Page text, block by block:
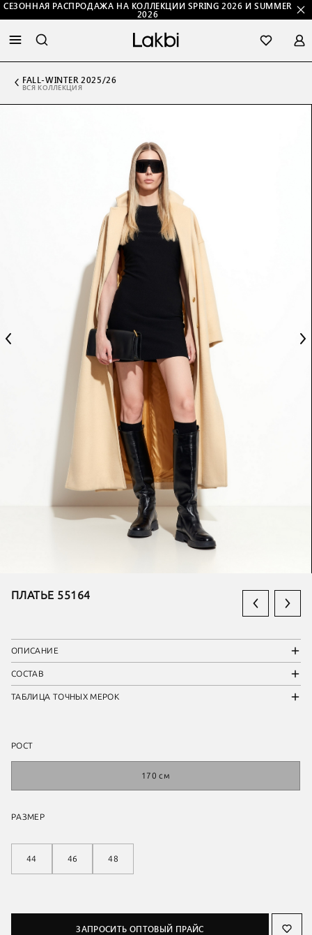
СЕЗОННАЯ РАСПРОДАЖА НА КОЛЛЕКЦИИ SPRING 2026 И SUMMER
2026
FALL-WINTER 2025/26
ВСЯ КОЛЛЕКЦИЯ
ПЛАТЬЕ 55164
ОПИСАНИЕ
СОСТАВ
ТАБЛИЦА ТОЧНЫХ МЕРОК
РОСТ
170 см
РАЗМЕР
44 46 48
ЗАПРОСИТЬ ОПТОВЫЙ ПРАЙС